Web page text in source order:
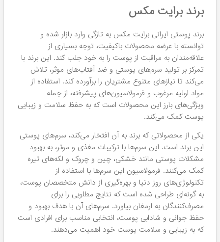
برند برایت مکس
برند پوستی ایرانی برایت مکس به تازگی وارد بازار شده و
توانسته با عرضه محصولات باکیفیت، توجه بسیاری از
علاقه‌مندان به مراقبت از پوست را به خود جلب کند. این برند با
تمرکز بر تولید سرم‌های پوستی و ضد آفتاب‌های موثر، تلاش
می‌کند تا نیازهای متنوع مشتریان را برآورده کند. استفاده از
مواد اولیه مرغوب و فرمولاسیون‌های پیشرفته، از جمله
ویژگی‌های بارز این محصولات است که به حفظ سلامت و زیبایی
پوست کمک می‌کند.
یکی از محصولاتی که برند به آن افتخار می‌کند، سرم‌های پوستی
این برند است. این سرم‌ها با ترکیبات مغذی و موثر، به بهبود
مشکلات پوستی مانند خشکی، چین و چروک و لکه‌های تیره
کمک می‌کنند. فرمولاسیون این سرم‌ها با استفاده از
تکنولوژی‌های روز دنیا و بهره‌گیری از دانش متخصصان پوست،
به گونه‌ای طراحی شده است که نتایج مطلوبی را برای
مصرف‌کنندگان به ارمغان بیاورد. سرم‌های آن با هدف بهبود و
حفظ جوانی و شادابی پوست، انتخابی مناسب برای افرادی است
که به زیبایی و سلامت پوست خود اهمیت می‌دهند.